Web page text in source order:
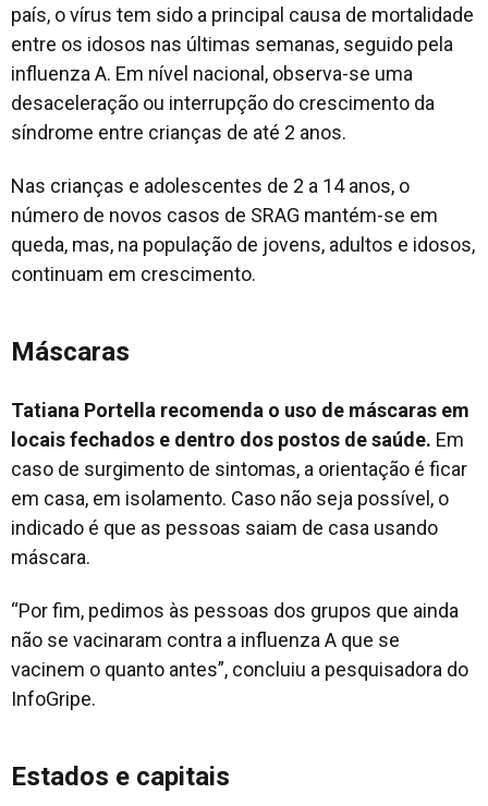
país, o vírus tem sido a principal causa de mortalidade
entre os idosos nas últimas semanas, seguido pela
influenza A. Em nível nacional, observa-se uma
desaceleração ou interrupção do crescimento da
síndrome entre crianças de até 2 anos.
Nas crianças e adolescentes de 2 a 14 anos, o
número de novos casos de SRAG mantém-se em
queda, mas, na população de jovens, adultos e idosos,
continuam em crescimento.
Máscaras
Tatiana Portella recomenda o uso de máscaras em
locais fechados e dentro dos postos de saúde. Em
caso de surgimento de sintomas, a orientação é ficar
em casa, em isolamento. Caso não seja possível, o
indicado é que as pessoas saiam de casa usando
máscara.
“Por fim, pedimos às pessoas dos grupos que ainda
não se vacinaram contra a influenza A que se
vacinem o quanto antes”, concluiu a pesquisadora do
InfoGripe.
Estados e capitais